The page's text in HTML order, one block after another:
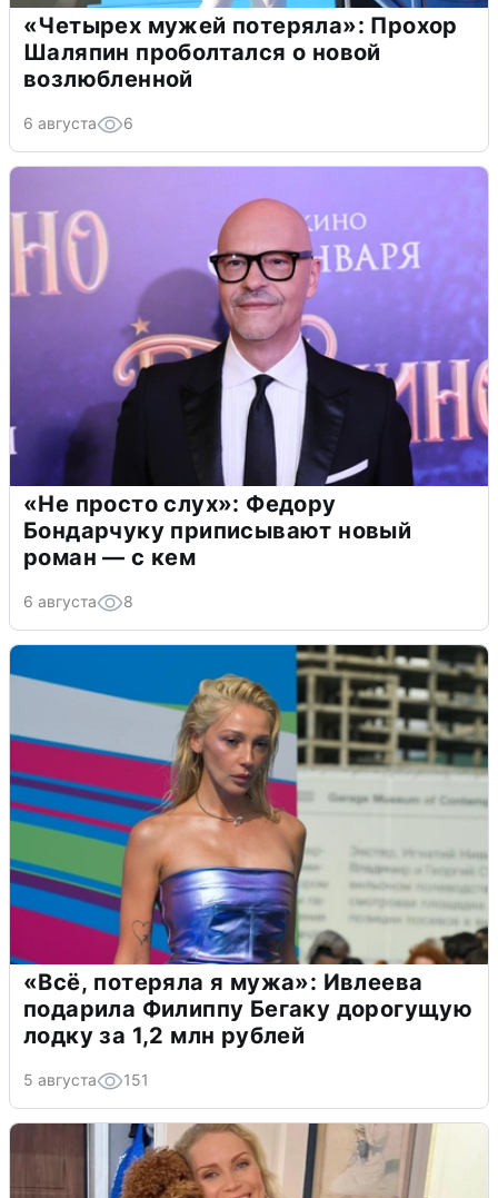
«Четырех мужей потеряла»: Прохор
Шаляпин проболтался о новой
возлюбленной
6 августа 6
«Не просто слух»: Федору
Бондарчуку приписывают новый
роман — с кем
6 августа 8
«Всё, потеряла я мужа»: Ивлеева
подарила Филиппу Бегаку дорогущую
лодку за 1,2 млн рублей
5 августа 151